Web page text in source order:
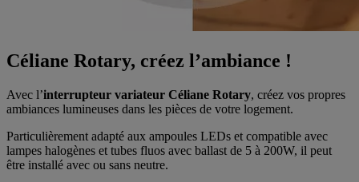
Céliane Rotary, créez l’ambiance !
Avec l’interrupteur variateur Céliane Rotary, créez vos propres
ambiances lumineuses dans les pièces de votre logement.
Particulièrement adapté aux ampoules LEDs et compatible avec
lampes halogènes et tubes fluos avec ballast de 5 à 200W, il peut
être installé avec ou sans neutre.